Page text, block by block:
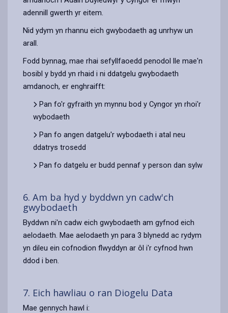
adennill gwerth yr eitem.
Nid ydym yn rhannu eich gwybodaeth ag unrhyw un
arall.
Fodd bynnag, mae rhai sefyllfaoedd penodol lle mae'n
bosibl y bydd yn rhaid i ni ddatgelu gwybodaeth
amdanoch, er enghraifft:
Pan fo'r gyfraith yn mynnu bod y Cyngor yn rhoi'r
wybodaeth
Pan fo angen datgelu'r wybodaeth i atal neu
ddatrys trosedd
Pan fo datgelu er budd pennaf y person dan sylw
6. Am ba hyd y byddwn yn cadw'ch
gwybodaeth
Byddwn ni'n cadw eich gwybodaeth am gyfnod eich
aelodaeth. Mae aelodaeth yn para 3 blynedd ac rydym
yn dileu ein cofnodion flwyddyn ar ôl i'r cyfnod hwn
ddod i ben.
7. Eich hawliau o ran Diogelu Data
Mae gennych hawl i: